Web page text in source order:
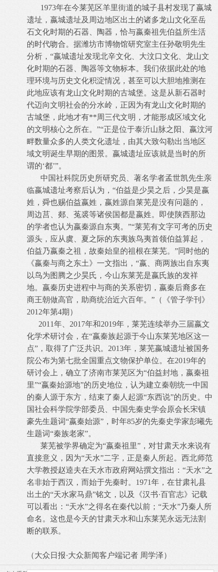
1973年在今莱芜区羊里街道的城子县村发现了嬴城
遗址，嬴城遗址及周边地区出土的诸多龙山文化至岳
石文化时期的石器、陶器，恰与嬴秦祖先伯益所生活
的时代吻合。据潍坊市博物馆研究室主任孙敬明先生
分析，“嬴城遗址发现北辛文化、大汶口文化、龙山文
化时期的石器、陶器等文物标本。我们依据此处的地
理环境与历史文化积淀情况，甚至可以大胆地推测在
此地应该有龙山文化时期的古城堡。这是从新石器时
代迈向文明社会的分水岭，正因为有龙山文化时期的
古城堡，此地才有**周三代文明，才能形成区域文化
的文明核心之所在。”“正是位于泰沂山脉之阳、嬴汶河
畔数量众多的人类文化遗址，由其大致勾勒出当地区
域文明诞生早期的图景。嬴城遗址应该就是当时的所
谓的‘都’”。
中国社科院历史所研究员、著名学者孟世凯先生亲
临嬴城遗址考察后认为，“伯益是少昊之后，少昊是嬴
姓，舜也赐伯益嬴姓，嬴姓源自莱芜是没有问题的，
周边莒、郯、菟裘等诸侯国都是嬴姓。即使陕西那边
的学者也认为嬴秦源自东夷。”“莱芜有文字可考的历史
源头，应从虞、夏之际的东夷族鸟夷首领伯益算起，
伯益乃嬴秦之祖，故秦始皇的祖根在莱芜。”同时他的
《嬴秦与商之东土》一文指出，“嬴、商两族出自东夷
以鸟为图腾之少昊氏，今山东莱芜是嬴氏族的发祥
地。嬴秦历史进程中与商的关系密切，嬴秦后裔多在
商王朝做高官，助商统治近六百年。”（《管子学刊》
2012年第4期）
2011年、2017年和2019年，莱芜连续举办三届嬴文
化学术研讨会，在“嬴秦族起源于今山东莱芜地区这一
点”，取得了广泛共识。2013年，莱芜嬴城遗址被国务
院公布为第七批全国重点文物保护单位。在2019年的
研讨会上，确立了济南市莱芜区为“伯益封地，嬴秦祖
里”“嬴秦始源地”的历史地位，认为建立秦朝统一中国
的秦人源于东方，结束了秦人起源“东西说”的历史。中
国社会科学院学部委员、中国先秦史学会原会长宋镇
豪先生题词“嬴秦始源”，时年85岁的先秦史学家彭曦先
生题词“秦族老家”。
莱芜被学界确定为“嬴秦祖里”，对甘肃天水来说有
直接意义，因为“天水”二字，正是秦人所起。西北师范
大学教授赵逵夫在天水市政府网站撰文指出：“天水”之
名非始于西汉，而始于先秦时。1971年，在甘肃礼县
出土的“天水家马鼎”铭文，以及《汉书·百官志》记载
可以看出：“天水”之得名在秦代以前；“天水”乃秦人所
命名。这也是今天的甘肃天水和山东莱芜永远无法割
断的联系。
（大众日报·大众新闻客户端记者 周学泽）